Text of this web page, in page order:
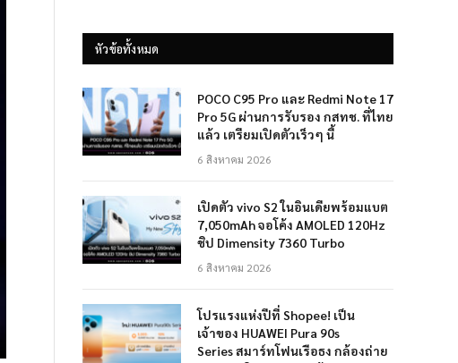
หัวข้อทั้งหมด
POCO C95 Pro และ Redmi Note 17
Pro 5G ผ่านการรับรอง กสทช. ที่ไทย
แล้ว เตรียมเปิดตัวเร็วๆ นี้
6 สิงหาคม 2026
เปิดตัว vivo S2 ในอินเดียพร้อมแบต
7,050mAh จอโค้ง AMOLED 120Hz
ชิป Dimensity 7360 Turbo
6 สิงหาคม 2026
โปรแรงแห่งปีที่ Shopee! เป็น
เจ้าของ HUAWEI Pura 90s
Series สมาร์ทโฟนเรือธง กล้องถ่าย